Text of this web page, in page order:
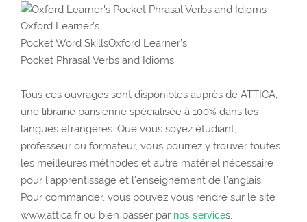
Oxford Learner’s
Pocket Word SkillsOxford Learner’s
Pocket Phrasal Verbs and Idioms
Tous ces ouvrages sont disponibles auprès de ATTICA,
une librairie parisienne spécialisée à 100% dans les
langues étrangères. Que vous soyez étudiant,
professeur ou formateur, vous pourrez y trouver toutes
les meilleures méthodes et autre matériel nécessaire
pour l’apprentissage et l’enseignement de l’anglais.
Pour commander, vous pouvez vous rendre sur le site
www.attica.fr ou bien passer par nos services.